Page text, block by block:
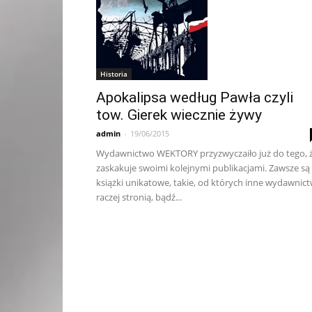
Historia
Apokalipsa według Pawła czyli
tow. Gierek wiecznie żywy
admin - 19/06/2015
Wydawnictwo WEKTORY przyzwyczaiło już do tego,
zaskakuje swoimi kolejnymi publikacjami. Zawsze
książki unikatowe, takie, od których inne
raczej stronią, bądź...